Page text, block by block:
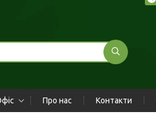
Про нас Контакти